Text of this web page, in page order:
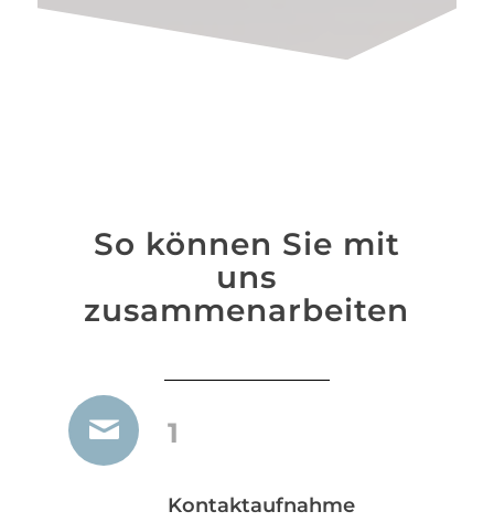
So können Sie mit
uns
zusammenarbeiten
1
Kontaktaufnahme